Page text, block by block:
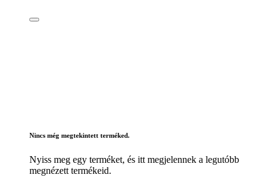
Nincs még megtekintett terméked.
Nyiss meg egy terméket, és itt megjelennek a legutóbb
megnézett termékeid.